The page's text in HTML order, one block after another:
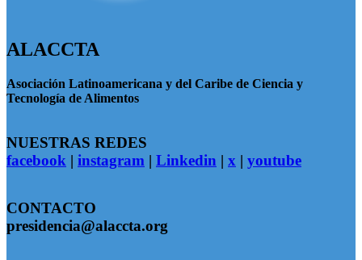
ALACCTA
Asociación Latinoamericana y del Caribe de Ciencia y
Tecnología de Alimentos
NUESTRAS REDES
facebook | instagram | Linkedin | x | youtube
CONTACTO
presidencia@alaccta.org